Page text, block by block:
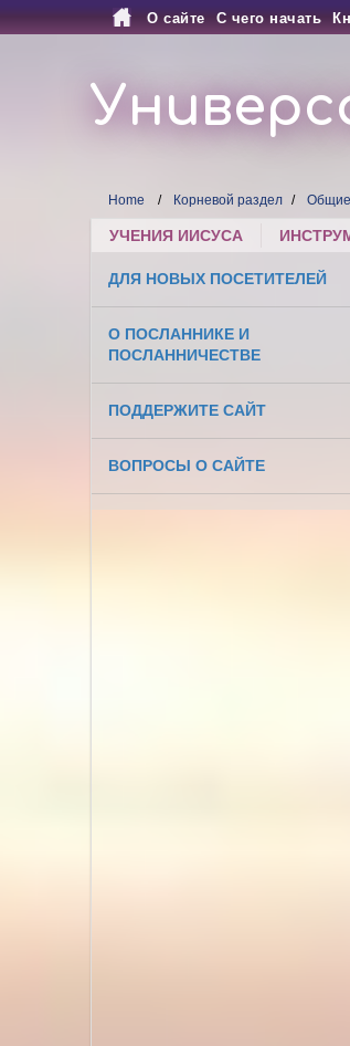
О сайте С чего начать
Home Корневой раздел
УЧЕНИЯ ИИСУСА
ДЛЯ НОВЫХ ПОСЕТИТЕЛЕЙ
О ПОСЛАННИКЕ И
ПОСЛАННИЧЕСТВЕ
ПОДДЕРЖИТЕ САЙТ
ВОПРОСЫ О САЙТЕ